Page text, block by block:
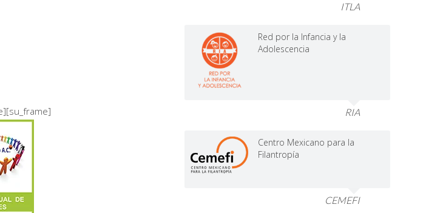
ITLA
Red por la Infancia y la
Adolescencia
RIA
Centro Mexicano para la
Filantropía
CEMEFI